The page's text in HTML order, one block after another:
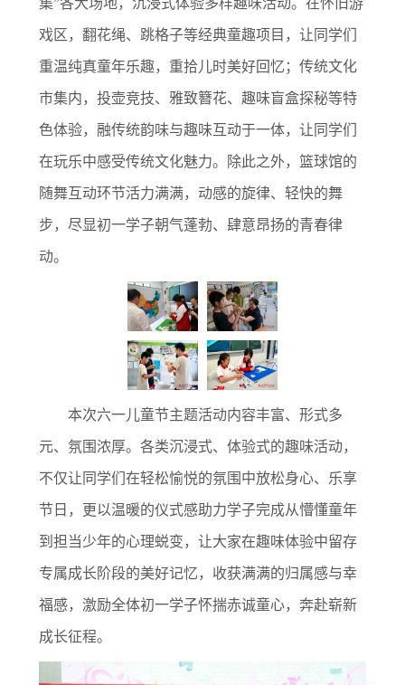
集”各大场地，沉浸式体验多样趣味活动。在怀旧游
戏区，翻花绳、跳格子等经典童趣项目，让同学们
重温纯真童年乐趣，重拾儿时美好回忆；传统文化
市集内，投壶竞技、雅致簪花、趣味盲盒探秘等特
色体验，融传统韵味与趣味互动于一体，让同学们
在玩乐中感受传统文化魅力。除此之外，篮球馆的
随舞互动环节活力满满，动感的旋律、轻快的舞
步，尽显初一学子朝气蓬勃、肆意昂扬的青春律
动。
本次六一儿童节主题活动内容丰富、形式多
元、氛围浓厚。各类沉浸式、体验式的趣味活动，
不仅让同学们在轻松愉悦的氛围中放松身心、乐享
节日，更以温暖的仪式感助力学子完成从懵懂童年
到担当少年的心理蜕变，让大家在趣味体验中留存
专属成长阶段的美好记忆，收获满满的归属感与幸
福感，激励全体初一学子怀揣赤诚童心，奔赴崭新
成长征程。